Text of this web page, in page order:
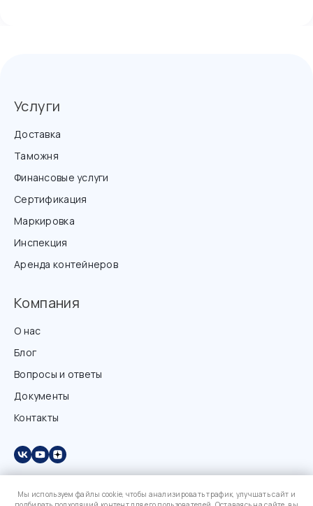
Услуги
Доставка
Таможня
Финансовые услуги
Сертификация
Маркировка
Инспекция
Аренда контейнеров
Компания
О нас
Блог
Вопросы и ответы
Документы
Контакты
Мы используем файлы cookie, чтобы анализировать трафик, улучшать сайт и